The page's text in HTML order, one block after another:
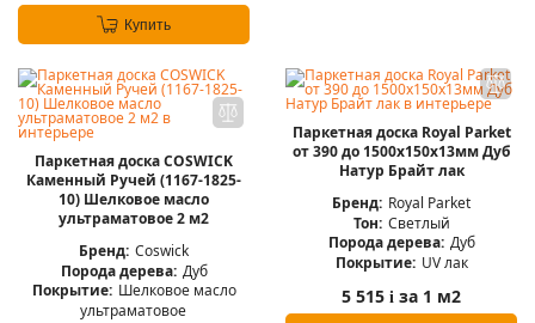
Купить
Паркетная доска COSWICK
Каменный Ручей (1167-1825-
10) Шелковое масло
ультраматовое 2 м2
Бренд: Coswick
Порода дерева: Дуб
Покрытие: Шелковое масло
ультраматовое
Паркетная доска Royal Parket
от 390 до 1500х150х13мм Дуб
Натур Брайт лак
Бренд: Royal Parket
Тон: Светлый
Порода дерева: Дуб
Покрытие: UV лак
5 515 i за 1 м2